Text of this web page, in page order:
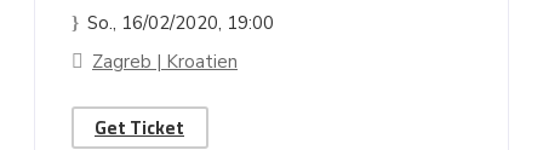
So., 16/02/2020, 19:00
Zagreb | Kroatien
Get Ticket